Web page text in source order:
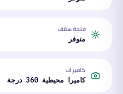
فتحة سقف
متوفر
كاميرات
كاميرا محيطية 360 درجة